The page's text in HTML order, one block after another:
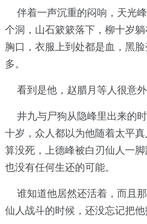
伴着一声沉重的闷响，天光
个洞，山石簌簌落下，柳十岁
胸口，衣服上到处都是血，黑
多。
看到是他，赵腊月等人很意外
井九与尸狗从隐峰里出来的
十岁，众人都以为他随着太平
算没死，上德峰被白刃仙人一脚
也没有任何生还的可能。
谁知道他居然还活着，而且
仙人战斗的时候，还没忘记把他